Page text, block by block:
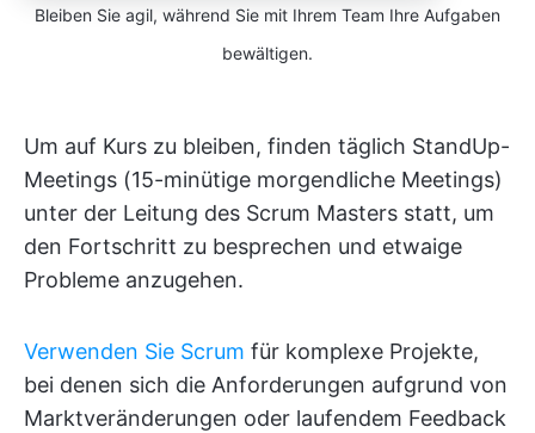
Bleiben Sie agil, während Sie mit Ihrem Team Ihre Aufgaben
bewältigen.
Um auf Kurs zu bleiben, finden täglich StandUp-
Meetings (15-minütige morgendliche Meetings)
unter der Leitung des Scrum Masters statt, um
den Fortschritt zu besprechen und etwaige
Probleme anzugehen.
Verwenden Sie Scrum für komplexe Projekte,
bei denen sich die Anforderungen aufgrund von
Marktveränderungen oder laufendem Feedback